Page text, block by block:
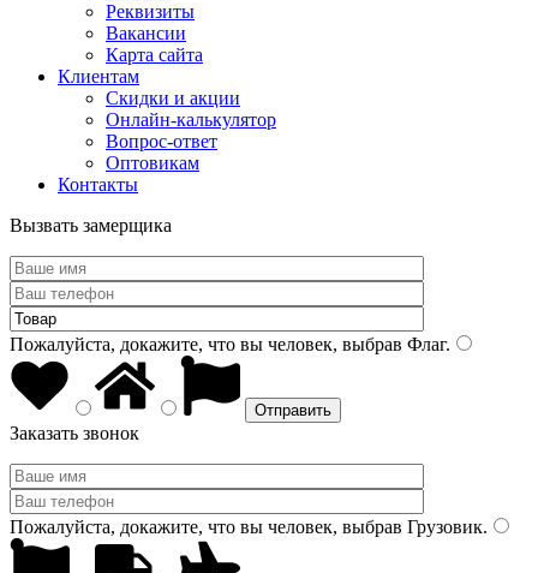
Реквизиты
Вакансии
Карта сайта
Клиентам
Скидки и акции
Онлайн-калькулятор
Вопрос-ответ
Оптовикам
Контакты
Вызвать замерщика
Пожалуйста, докажите, что вы человек, выбрав Флаг.
Заказать звонок
Пожалуйста, докажите, что вы человек, выбрав Грузовик.